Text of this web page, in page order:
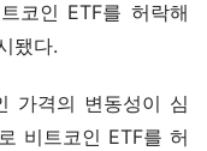
코인 ETF를 허락해
됐다.
가격의 변동성이 심
비트코인 ETF를 허